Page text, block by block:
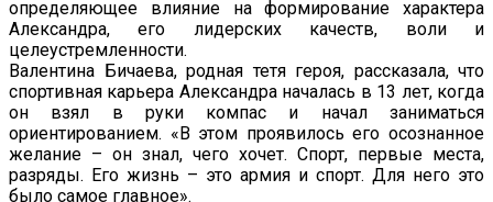
определяющее влияние на формирование характера
Александра, его лидерских качеств, воли и
целеустремленности.
Валентина Бичаева, родная тетя героя, рассказала, что
спортивная карьера Александра началась в 13 лет, когда
он взял в руки компас и начал заниматься
ориентированием. «В этом проявилось его осознанное
желание – он знал, чего хочет. Спорт, первые места,
разряды. Его жизнь – это армия и спорт. Для него это
было самое главное».